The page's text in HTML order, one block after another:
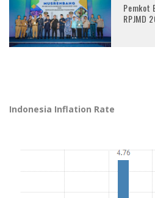
Pemkot
RPJMD
Indonesia Inflation Rate